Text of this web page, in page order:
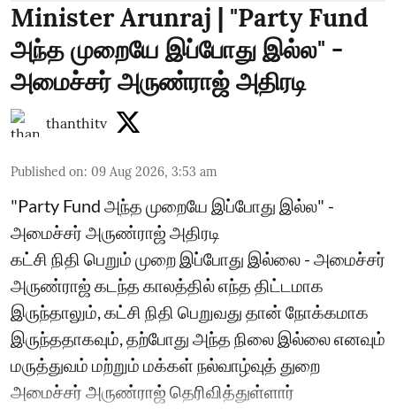
Minister Arunraj | "Party Fund
அந்த முறையே இப்போது இல்ல" -
அமைச்சர் அருண்ராஜ் அதிரடி
thanthitv
Published on: 09 Aug 2026, 3:53 am
"Party Fund அந்த முறையே இப்போது இல்ல" -
அமைச்சர் அருண்ராஜ் அதிரடி
கட்சி நிதி பெறும் முறை இப்போது இல்லை - அமைச்சர்
அருண்ராஜ் கடந்த காலத்தில் எந்த திட்டமாக
இருந்தாலும், கட்சி நிதி பெறுவது தான் நோக்கமாக
இருந்ததாகவும், தற்போது அந்த நிலை இல்லை எனவும்
மருத்துவம் மற்றும் மக்கள் நல்வாழ்வுத் துறை
அமைச்சர் அருண்ராஜ் தெரிவித்துள்ளார்